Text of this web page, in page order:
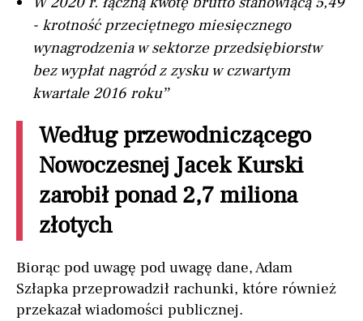
- krotność przeciętnego miesięcznego
wynagrodzenia w sektorze przedsiębiorstw
bez wypłat nagród z zysku w czwartym
kwartale 2016 roku”
Według przewodniczącego
Nowoczesnej Jacek Kurski
zarobił ponad 2,7 miliona
złotych
Biorąc pod uwagę pod uwagę dane, Adam
Szłapka przeprowadził rachunki, które również
przekazał wiadomości publicznej.